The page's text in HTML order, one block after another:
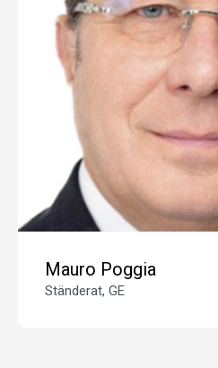
Mauro Poggia
Ständerat, GE